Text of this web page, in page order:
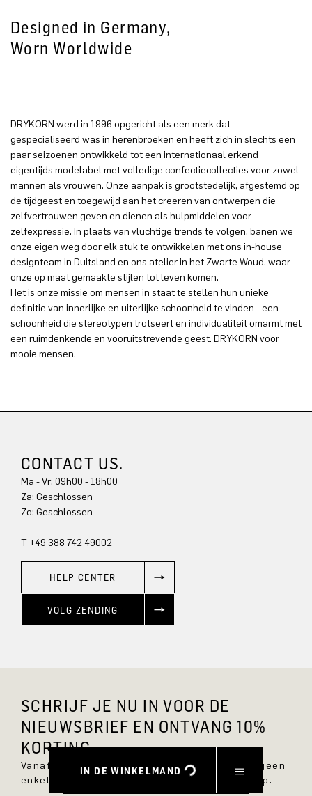
IN DE WINKELMAND
Designed in Germany,
Worn Worldwide
DRYKORN werd in 1996 opgericht als een merk dat
gespecialiseerd was in herenbroeken en heeft zich in slechts een
paar seizoenen ontwikkeld tot een internationaal erkend
eigentijds modelabel met volledige confectiecollecties voor zowel
mannen als vrouwen. Onze aanpak is grootstedelijk, afgestemd op
de tijdgeest en toegewijd aan het creëren van ontwerpen die
zelfvertrouwen geven en dienen als hulpmiddelen voor
zelfexpressie. In plaats van vluchtige trends te volgen, banen we
onze eigen weg door elk stuk te ontwikkelen met ons in-house
designteam in Duitsland en ons atelier in het Zwarte Woud, waar
onze op maat gemaakte stijlen tot leven komen.
Het is onze missie om mensen in staat te stellen hun unieke
definitie van innerlijke en uiterlijke schoonheid te vinden - een
schoonheid die stereotypen trotseert en individualiteit omarmt met
een ruimdenkende en vooruitstrevende geest. DRYKORN voor
mooie mensen.
CONTACT US.
Ma - Vr: 09h00 - 18h00
Za: Geschlossen
Zo: Geschlossen
T +49 388 742 49002
HELP CENTER
VOLG ZENDING
SCHRIJF JE NU IN VOOR DE
NIEUWSBRIEF EN ONTVANG 10%
KORTING.
Vanaf nu ben je altijd op de hoogte en mis je geen
enkele nieuwe stijl in de DRYKORN online shop.